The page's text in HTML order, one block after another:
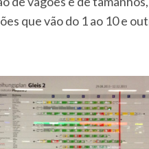
que vão do 1 ao 10 e